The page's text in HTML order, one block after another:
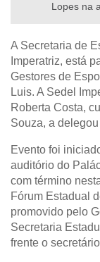
Lopes na
A Secretaria de
Imperatriz, está
Gestores de
Luis. A Sedel
Roberta Costa,
Souza, a
Evento foi
auditório do
com término
Fórum Estadual
promovido pelo
Secretaria
frente o